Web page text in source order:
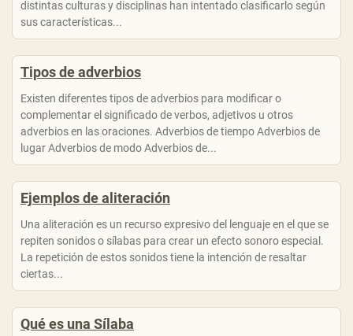
distintas culturas y disciplinas han intentado clasificarlo según
sus características...
Tipos de adverbios
Existen diferentes tipos de adverbios para modificar o
complementar el significado de verbos, adjetivos u otros
adverbios en las oraciones. Adverbios de tiempo Adverbios de
lugar Adverbios de modo Adverbios de...
Ejemplos de aliteración
Una aliteración es un recurso expresivo del lenguaje en el que se
repiten sonidos o sílabas para crear un efecto sonoro especial.
La repetición de estos sonidos tiene la intención de resaltar
ciertas...
Qué es una Sílaba